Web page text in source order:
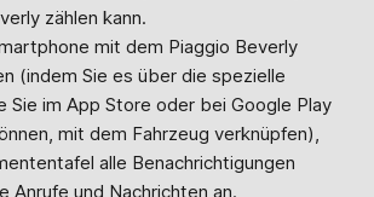
zählen kann.
mit dem Piaggio Beverly
(indem Sie es über die spezielle
Sie im App Store oder bei Google Play
mit dem Fahrzeug verknüpfen),
alle Benachrichtigungen
Anrufe und Nachrichten an.